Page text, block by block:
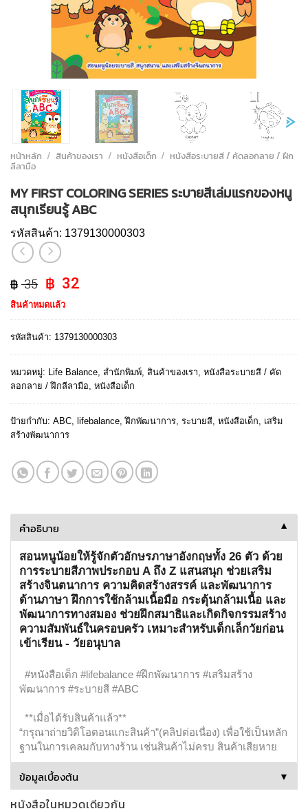
หน้าหลัก / สินค้าของเรา / หนังสือเด็ก / หนังสือระบายสี / คัดลอกลาย / ฝึก
ลีลามือ
MY FIRST COLORING SERIES ระบายสีเล่มแรกของหนู
สนุกเรียนรู้ ABC
รหัสสินค้า: 1379130000303
35 Original
price
was:
฿ 35.
32
is:
฿ 32.
สินค้าหมดแล้ว
รหัสสินค้า: 1379130000303
หมวดหมู่: Life Balance สำนักพิมพ์ สินค้าของเรา หนังสือระบายสี / คัด
ลอกลาย / ฝึกลีลามือ หนังสือเด็ก
ป้ายกำกับ: ABC lifebalance ,ฝึกพัฒนาการ ระบายสี หนังสือเด็ก
เสริม
สร้างพัฒนาการ
คำอธิบาย ▼
สอนหนูน้อยให้รู้จักตัวอักษรภาษาอังกฤษทั้ง 26 ตัว ด้วย
การระบายสีภาพประกอบ A ถึง Z แสนสนุก ช่วยเสริม
สร้างจินตนาการ ความคิดสร้างสรรค์ และพัฒนาการ
ด้านภาษา ฝึกการใช้กล้ามเนื้อมือ กระตุ้นกล้ามเนื้อ และ
พัฒนาการทางสมอง ช่วยฝึกสมาธิและเกิดกิจกรรมสร้าง
ความสัมพันธ์ในครอบครัว เหมาะสำหรับเด็กเล็กวัยก่อน
เข้าเรียน - วัยอนุบาล
#หนังสือเด็ก #lifebalance #ฝึกพัฒนาการ #เสริมสร้าง
พัฒนาการ #ระบายสี #ABC
**เมื่อได้รับสินค้าแล้ว**
“กรุณาถ่ายวิดิโอตอนแกะสินค้า”(คลิปต่อเนื่อง) เพื่อใช้เป็นหลัก
ฐานในการเคลมกับทางร้าน เช่นสินค้าไม่ครบ สินค้าเสียหาย
ข้อมูลเบื้องต้น ▼